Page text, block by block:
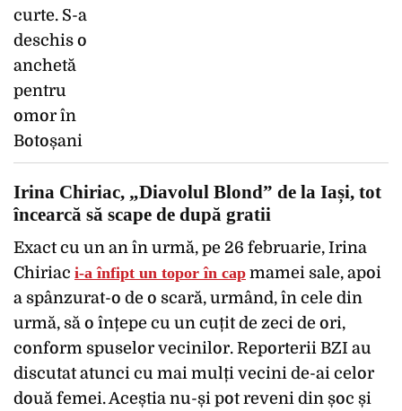
Irina Chiriac, „Diavolul Blond” de la Iași, tot
încearcă să scape de după gratii
Exact cu un an în urmă, pe 26 februarie, Irina
Chiriac i-a înfipt un topor în cap mamei sale, apoi
a spânzurat-o de o scară, urmând, în cele din
urmă, să o înțepe cu un cuțit de zeci de ori,
conform spuselor vecinilor. Reporterii BZI au
discutat atunci cu mai mulți vecini de-ai celor
două femei. Aceștia nu-și pot reveni din șoc și